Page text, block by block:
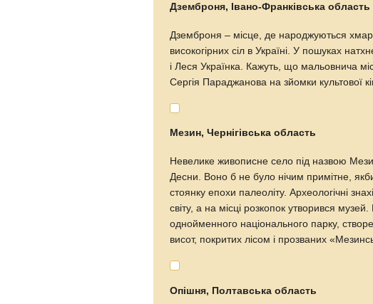
Дземброня, Івано-Франківська область
Дземброня – місце, де народжуються
високогірних сіл в Україні. У пошуках
і Леся Українка. Кажуть, що мальовнича
Сергія Параджанова на зйомки культової
Мезин, Чернігівська область
Невелике живописне село під назвою
Десни. Воно б не було нічим примітне,
стоянку епохи палеоліту. Археологічні
світу, а на місці розкопок утворився
однойменного національного парку,
висот, покритих лісом і прозваних
Опішня, Полтавська область